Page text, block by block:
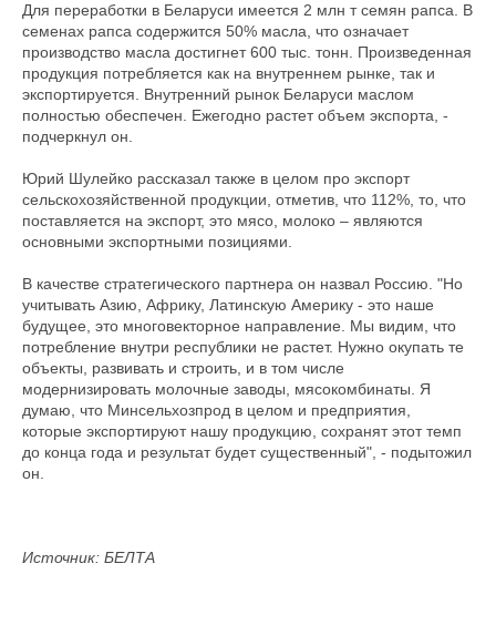
Для переработки в Беларуси имеется 2 млн т семян рапса. В
семенах рапса содержится 50% масла, что означает
производство масла достигнет 600 тыс. тонн. Произведенная
продукция потребляется как на внутреннем рынке, так и
экспортируется. Внутренний рынок Беларуси маслом
полностью обеспечен. Ежегодно растет объем экспорта, -
подчеркнул он.
Юрий Шулейко рассказал также в целом про экспорт
сельскохозяйственной продукции, отметив, что 112%, то, что
поставляется на экспорт, это мясо, молоко – являются
основными экспортными позициями.
В качестве стратегического партнера он назвал Россию. "Но
учитывать Азию, Африку, Латинскую Америку - это наше
будущее, это многовекторное направление. Мы видим, что
потребление внутри республики не растет. Нужно окупать те
объекты, развивать и строить, и в том числе
модернизировать молочные заводы, мясокомбинаты. Я
думаю, что Минсельхозпрод в целом и предприятия,
которые экспортируют нашу продукцию, сохранят этот темп
до конца года и результат будет существенный", - подытожил
он.
Источник: БЕЛТА